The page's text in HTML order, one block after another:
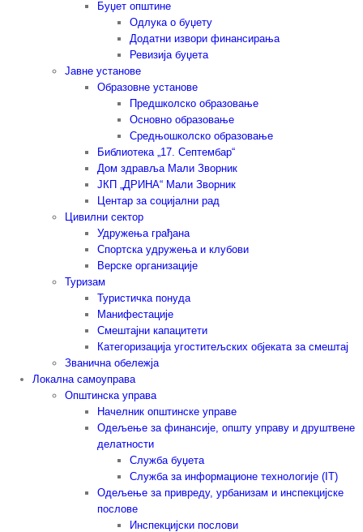
Буџет општине
Одлука о буџету
Додатни извори финансирања
Ревизија буџета
Јавне установе
Образовне установе
Предшколско образовање
Основно образовање
Средњошколско образовање
Библиотека „17. Септембар“
Дом здравља Мали Зворник
ЈКП „ДРИНА“ Мали Зворник
Центар за социјални рад
Цивилни сектор
Удружења грађана
Спортска удружења и клубови
Верске организације
Туризам
Туристичка понуда
Манифестације
Смештајни капацитети
Категоризација угоститељских објеката за смештај
Званична обележја
Локална самоуправа
Општинска управа
Начелник општинске управе
Одељење за финансије, општу управу и друштвене
делатности
Служба буџета
Служба за информационе технологије (IT)
Одељење за привреду, урбанизам и инспекцијске
послове
Инспекцијски послови